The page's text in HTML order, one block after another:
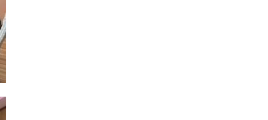
ปรับ
ทัศนคติ
และ
ปรับ
เปลี่ยน
พฤติกรรม
ของ
นักเรียน